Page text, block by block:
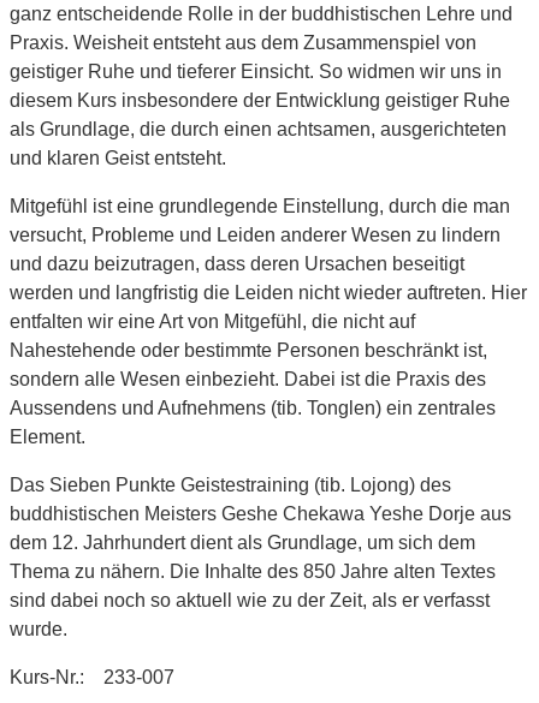
ganz entscheidende Rolle in der buddhistischen Lehre und
Praxis. Weisheit entsteht aus dem Zusammenspiel von
geistiger Ruhe und tieferer Einsicht. So widmen wir uns in
diesem Kurs insbesondere der Entwicklung geistiger Ruhe
als Grundlage, die durch einen achtsamen, ausgerichteten
und klaren Geist entsteht.
Mitgefühl ist eine grundlegende Einstellung, durch die man
versucht, Probleme und Leiden anderer Wesen zu lindern
und dazu beizutragen, dass deren Ursachen beseitigt
werden und langfristig die Leiden nicht wieder auftreten. Hier
entfalten wir eine Art von Mitgefühl, die nicht auf
Nahestehende oder bestimmte Personen beschränkt ist,
sondern alle Wesen einbezieht. Dabei ist die Praxis des
Aussendens und Aufnehmens (tib. Tonglen) ein zentrales
Element.
Das Sieben Punkte Geistestraining (tib. Lojong) des
buddhistischen Meisters Geshe Chekawa Yeshe Dorje aus
dem 12. Jahrhundert dient als Grundlage, um sich dem
Thema zu nähern. Die Inhalte des 850 Jahre alten Textes
sind dabei noch so aktuell wie zu der Zeit, als er verfasst
wurde.
Kurs-Nr.: 233-007